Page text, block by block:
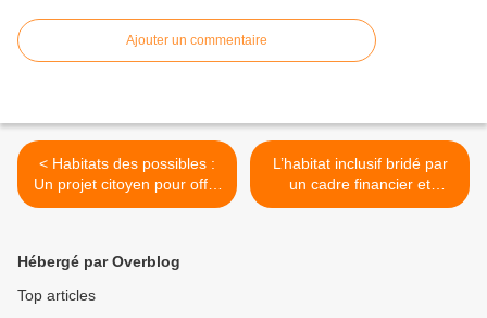
Ajouter un commentaire
< Habitats des possibles :
Un projet citoyen pour offrir
une alternative d’habitat
L’habitat inclusif bridé par
un cadre financier et
réglementaire complexe >
Hébergé par Overblog
Top articles